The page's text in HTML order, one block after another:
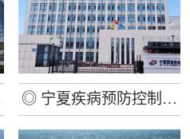
◎ 宁夏疾病预防控制中
心迁建项目